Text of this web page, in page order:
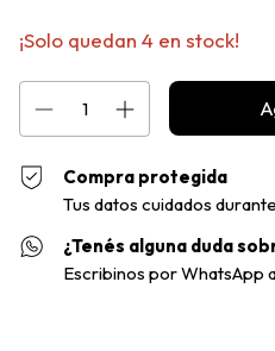
¡Solo quedan 4 en stock!
Compra protegida
Tus datos cuidados
¿Tenés alguna duda
Escribinos por WhatsApp